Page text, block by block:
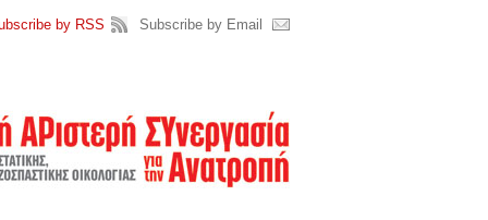
by RSS Subscribe by Email